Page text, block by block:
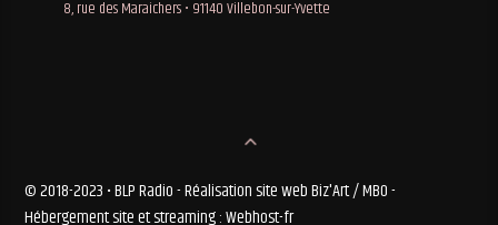
8, rue des Maraichers • 91140 Villebon-sur-Yvette
© 2018-2023 • BLP Radio - Réalisation site web Biz'Art / MBO -
Hébergement site et streaming : Webhost-fr